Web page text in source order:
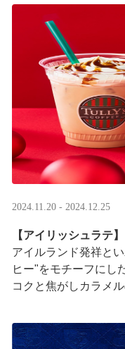
2024.11.20 - 2024.12.25
【アイリッシュラテ】
アイルランド発祥と
ヒー"をモチーフにし
コクと焦がしカラメ
※アルコールは使用し